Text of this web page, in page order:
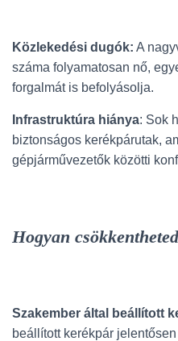
Közlekedési dugók: A
száma folyamatosan nő,
forgalmát is befolyásolja.
Infrastruktúra hiánya: Sok
biztonságos kerékpárutak,
gépjárművezetők közötti
Hogyan
Szakember által beállított
beállított kerékpár